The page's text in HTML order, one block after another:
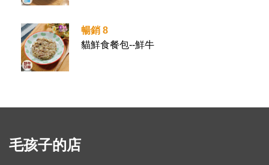
暢銷 8
貓鮮食餐包--鮮牛
毛孩子的店